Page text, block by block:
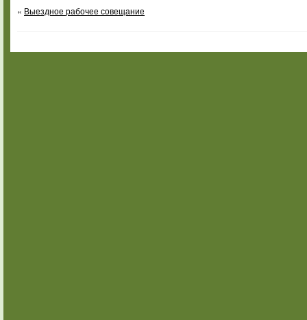
« Выездное рабочее совещание